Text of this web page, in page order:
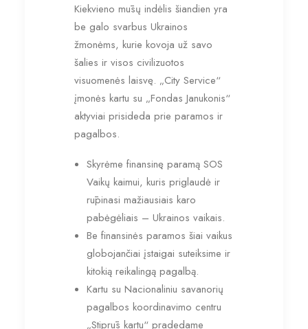
Kiekvieno mūsų indėlis šiandien yra
be galo svarbus Ukrainos
žmonėms, kurie kovoja už savo
šalies ir visos civilizuotos
visuomenės laisvę. „City Service“
įmonės kartu su „Fondas Janukonis“
aktyviai prisideda prie paramos ir
pagalbos.
Skyrėme finansinę paramą SOS
Vaikų kaimui, kuris priglaudė ir
rūpinasi mažiausiais karo
pabėgėliais – Ukrainos vaikais.
Be finansinės paramos šiai vaikus
globojančiai įstaigai suteiksime ir
kitokią reikalingą pagalbą.
Kartu su Nacionaliniu savanorių
pagalbos koordinavimo centru
„Stiprūs kartu“ pradedame